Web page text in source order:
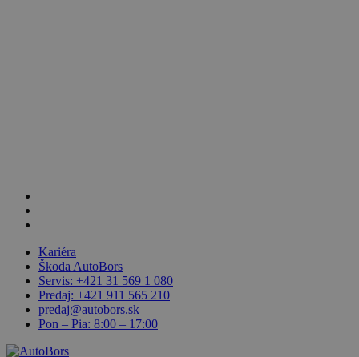
Kariéra
Škoda AutoBors
Servis: +421 31 569 1 080
Predaj: +421 911 565 210
predaj@autobors.sk
Pon – Pia: 8:00 – 17:00